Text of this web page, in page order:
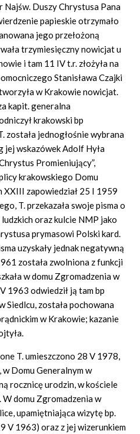
Duszy Chrystusa Pana
papieskie otrzymało
jego przełożoną
trzymiesięczny nowicjat u
i tam 11 IV t.r. złożyła na
Stanisława Czajki
w Krakowie nowicjat.
kapit. generalna
krakowski bp
została jednogłośnie wybrana
jej wskazówek Adolf Hyła
Promieniujący”,
krakowskiego Domu
XXIII zapowiedział 25 I 1959
T. przekazała swoje pisma o
oraz kulcie NMP jako
prymasowi Polski kard.
uzyskały jednak negatywną
została zwolniona z funkcji
w domu Zgromadzenia w
1963 odwiedził ją tam bp
Siedlcu, została pochowana
w Krakowie; kazanie
T. umieszczono 28 V 1978,
Domu Generalnym w
rocznicę urodzin, w kościele
W domu Zgromadzenia w
upamiętniająca wizytę bp.
V 1963) oraz z jej wizerunkiem